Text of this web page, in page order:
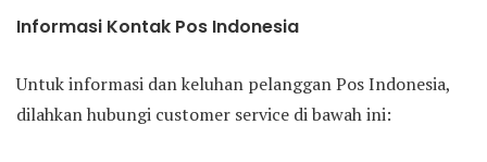
Informasi Kontak Pos Indonesia
Untuk informasi dan keluhan pelanggan Pos Indonesia,
dilahkan hubungi customer service di bawah ini: